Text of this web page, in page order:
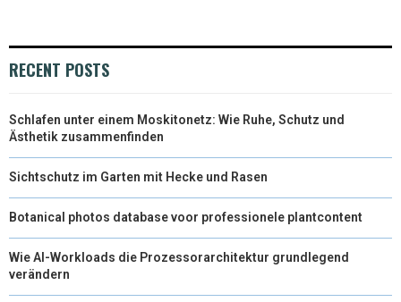
RECENT POSTS
Schlafen unter einem Moskitonetz: Wie Ruhe, Schutz und
Ästhetik zusammenfinden
Sichtschutz im Garten mit Hecke und Rasen
Botanical photos database voor professionele plantcontent
Wie AI-Workloads die Prozessorarchitektur grundlegend
verändern